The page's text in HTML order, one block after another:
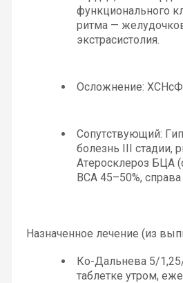
функционального
ритма —
экстрасистолия.
Осложнение:
Сопутствующий:
болезнь III стадии,
Атеросклероз БЦА
ВСА 45–50%, справа
Назначенное лечение (из
Ко-Дальнева 5/
таблетке утром,